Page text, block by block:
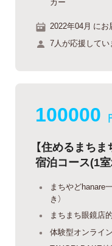
2022年04月 にお
7人が応援してい
100000
【住めるまち
宿泊コース(1
まちやどhanare
き）
まちまち眼鏡店
体験型オンライ